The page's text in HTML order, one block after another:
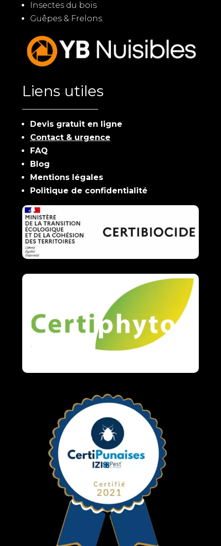
Insectes du bois
Guêpes & Frelons
Liens utiles
Devis gratuit en ligne
Contact & urgence
FAQ
Blog
Mentions légales
Politique de confidentialité